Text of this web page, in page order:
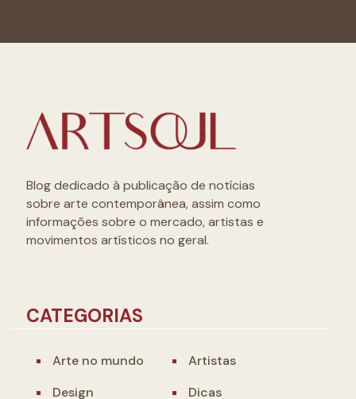
Blog dedicado à publicação de notícias
sobre arte contemporânea, assim como
informações sobre o mercado, artistas e
movimentos artísticos no geral.
CATEGORIAS
Arte no mundo
Artistas
Design
Dicas